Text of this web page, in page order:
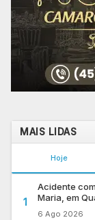
MAIS LIDAS
Hoje
1
Acidente
Maria, em
6 Ago 2026